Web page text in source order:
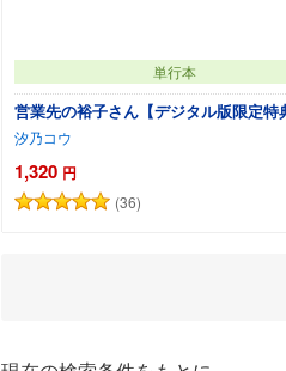
単行本
営業先の裕子さん【デジタル版限定特
汐乃コウ
1,320 円
(36)カートに追加